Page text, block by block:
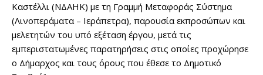
Καστέλλι (ΝΔΑΗΚ) με τη Γραμμή Μεταφοράς Σύστημα
(Λινοπεράματα – Ιεράπετρα), παρουσία εκπροσώπων και
μελετητών του υπό εξέταση έργου, μετά τις
εμπεριστατωμένες παρατηρήσεις στις οποίες προχώρησε
ο Δήμαρχος και τους όρους που έθεσε το Δημοτικό